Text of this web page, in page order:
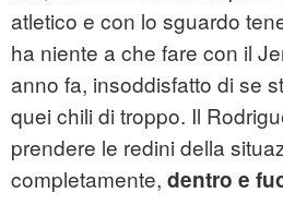
atletico e con lo sguardo
ha niente a che fare con il
anno fa, insoddisfatto di se
quei chili di troppo. Il
prendere le redini della
completamente, dentro e